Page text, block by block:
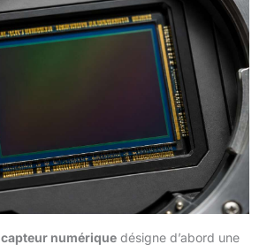
capteur numérique désigne d’abord une